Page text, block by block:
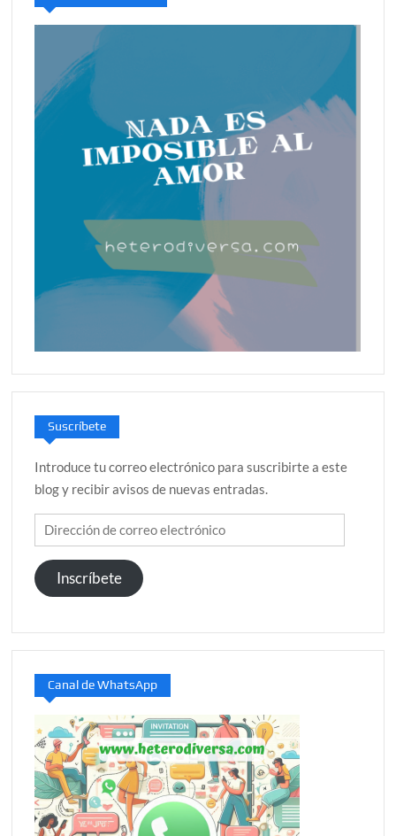
Suscríbete
Introduce tu correo electrónico para suscribirte a este
blog y recibir avisos de nuevas entradas.
Dirección
de
correo
electrónico
Inscríbete
Canal de WhatsApp